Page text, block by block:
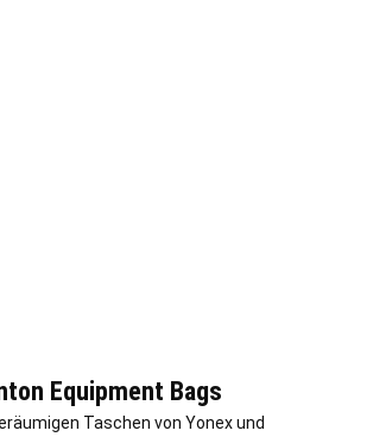
Equipment Bags
Taschen von Yonex und